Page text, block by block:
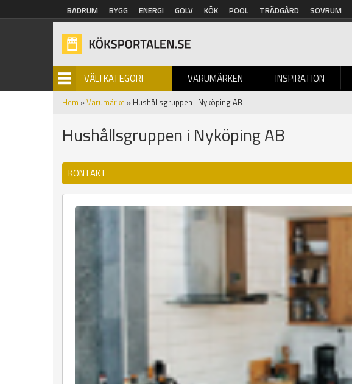
Hoppa till huvudinnehåll
BADRUM BYGG ENERGI GOLV KÖK POOL TRÄDGÅRD SOVRUM
VÄLJ KATEGORI VARUMÄRKEN INSPIRATION
BILDGALLERI
Hem »Varumärke » Hushållsgruppen i Nyköping AB
Hushållsgruppen i Nyköping AB
KONTAKT